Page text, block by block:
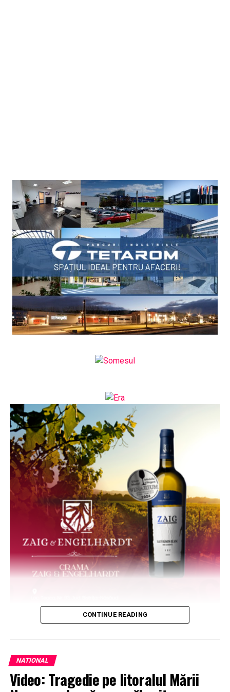
CONTINUE READING
NATIONAL
Video: Tragedie pe litoralul Mării